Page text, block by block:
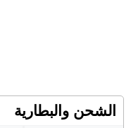
الشحن والبطارية